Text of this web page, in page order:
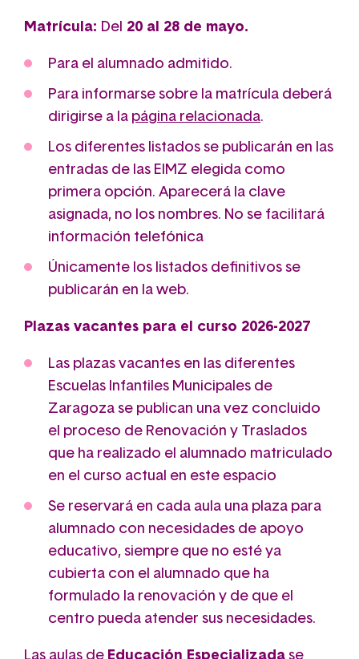
Matrícula: Del 20 al 28 de mayo.
Para el alumnado admitido.
Para informarse sobre la matrícula deberá
dirigirse a la página relacionada.
Los diferentes listados se publicarán en las
entradas de las EIMZ elegida como
primera opción. Aparecerá la clave
asignada, no los nombres. No se facilitará
información telefónica
Únicamente los listados definitivos se
publicarán en la web.
Plazas vacantes para el curso 2026-2027
Las plazas vacantes en las diferentes
Escuelas Infantiles Municipales de
Zaragoza se publican una vez concluido
el proceso de Renovación y Traslados
que ha realizado el alumnado matriculado
en el curso actual en este espacio
Se reservará en cada aula una plaza para
alumnado con necesidades de apoyo
educativo, siempre que no esté ya
cubierta con el alumnado que ha
formulado la renovación y de que el
centro pueda atender sus necesidades.